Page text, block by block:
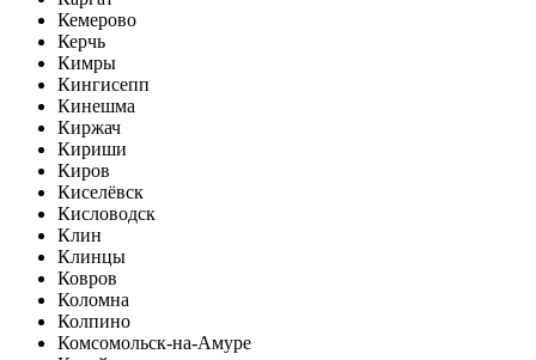
Кемерово
Керчь
Кимры
Кингисепп
Кинешма
Киржач
Кириши
Киров
Киселёвск
Кисловодск
Клин
Клинцы
Ковров
Коломна
Колпино
Комсомольск-на-Амуре